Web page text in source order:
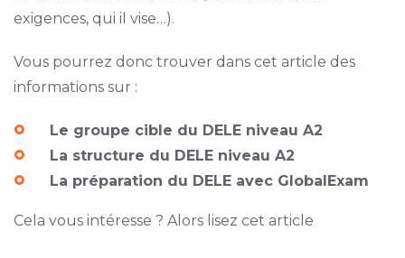
exigences, qui il vise…).
Vous pourrez donc trouver dans cet article des
informations sur :
Le groupe cible du DELE niveau A2
La structure du DELE niveau A2
La préparation du DELE avec GlobalExam
Cela vous intéresse ? Alors lisez cet article